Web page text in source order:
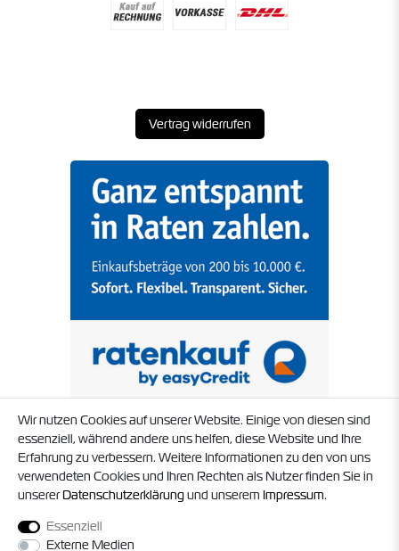
Vertrag widerrufen
Wir nutzen Cookies auf unserer Website. Einige von diesen sind
essenziell, während andere uns helfen, diese Website und Ihre
Erfahrung zu verbessern. Weitere Informationen zu den von uns
verwendeten Cookies und Ihren Rechten als Nutzer finden Sie in
unsererDaten­schutz­erklärungund unserem Impressum.
Essenziell
Externe Medien